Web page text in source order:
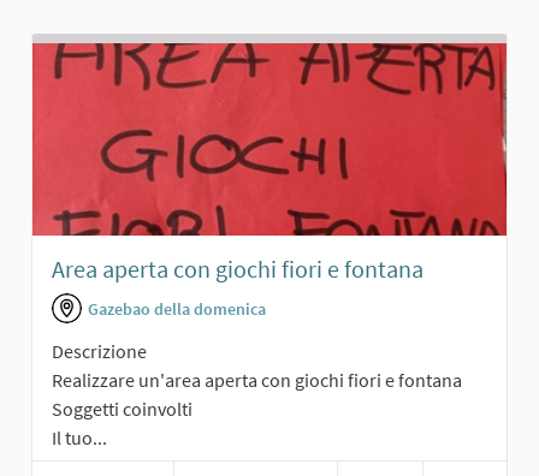
Area aperta con giochi fiori e fontana
Gazebao della domenica
Descrizione
Realizzare un'area aperta con giochi fiori e fontana
Soggetti coinvolti
Il tuo...